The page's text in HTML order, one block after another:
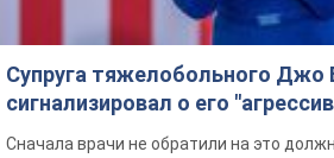
Супруга тяжелобольного
сигнализировал о его
Сначала врачи не обратили на это